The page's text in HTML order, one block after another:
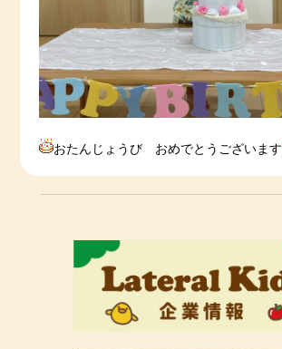
おたんじょうび おめでとうございます